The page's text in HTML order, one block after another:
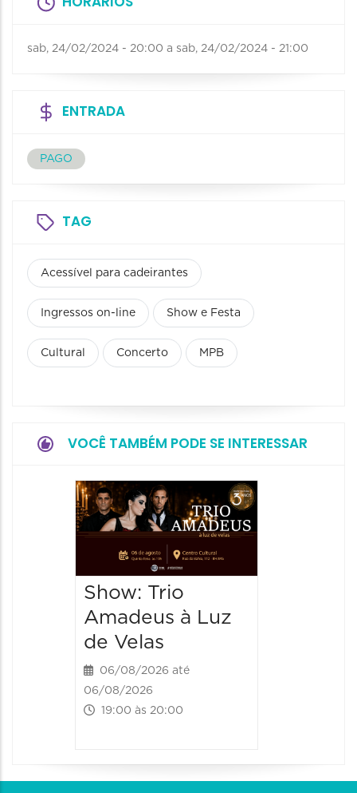
sab, 24/02/2024 - 20:00 a sab, 24/02/2024 - 21:00
ENTRADA
PAGO
TAG
Acessível para cadeirantes
Ingressos on-line Show e Festa
Cultural Concerto MPB
VOCÊ TAMBÉM PODE SE INTERESSAR
Show: Trio
Amadeus à Luz
de Velas
06/08/2026 até
06/08/2026
19:00 às 20:00